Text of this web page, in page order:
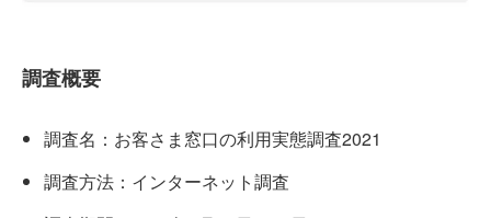
調査概要
調査名：お客さま窓口の利用実態調査2021
調査方法：インターネット調査